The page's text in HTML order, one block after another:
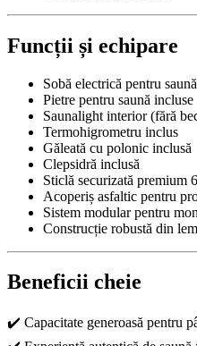
Funcții și echipare
Sobă electrică pentru
Pietre pentru saună incluse
Saunalight interior (fără
Termohigrometru inclus
Găleată cu polonic inclusă
Clepsidră inclusă
Sticlă securizată premium
Acoperiș asfaltic pentru
Sistem modular pentru
Construcție robustă din
Beneficii cheie
✔️ Capacitate generoasă pentru